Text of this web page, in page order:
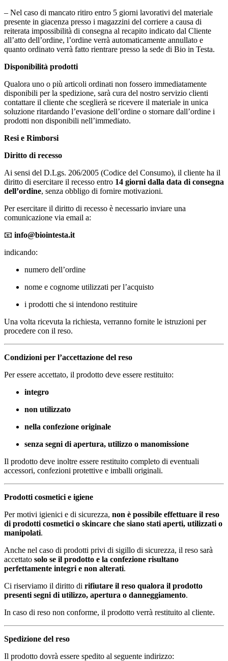
– Nel caso di mancato ritiro entro 5 giorni lavorativi del materiale
presente in giacenza presso i magazzini del corriere a causa di
reiterata impossibilità di consegna al recapito indicato dal Cliente
all’atto dell’ordine, l’ordine verrà automaticamente annullato e
quanto ordinato verrà fatto rientrare presso la sede di Bio in Testa.
Disponibilità prodotti
Qualora uno o più articoli ordinati non fossero immediatamente
disponibili per la spedizione, sarà cura del nostro servizio clienti
contattare il cliente che sceglierà se ricevere il materiale in unica
soluzione ritardando l’evasione dell’ordine o stornare dall’ordine i
prodotti non disponibili nell’immediato.
Resi e Rimborsi
Diritto di recesso
Ai sensi del D.Lgs. 206/2005 (Codice del Consumo), il cliente ha il
diritto di esercitare il recesso entro 14 giorni dalla data di consegna
dell’ordine, senza obbligo di fornire motivazioni.
Per esercitare il diritto di recesso è necessario inviare una
comunicazione via email a:
📧 info@biointesta.it
indicando:
numero dell’ordine
nome e cognome utilizzati per l’acquisto
i prodotti che si intendono restituire
Una volta ricevuta la richiesta, verranno fornite le istruzioni per
procedere con il reso.
Condizioni per l’accettazione del reso
Per essere accettato, il prodotto deve essere restituito:
integro
non utilizzato
nella confezione originale
senza segni di apertura, utilizzo o manomissione
Il prodotto deve inoltre essere restituito completo di eventuali
accessori, confezioni protettive e imballi originali.
Prodotti cosmetici e igiene
Per motivi igienici e di sicurezza, non è possibile effettuare il reso
di prodotti cosmetici o skincare che siano stati aperti, utilizzati o
manipolati.
Anche nel caso di prodotti privi di sigillo di sicurezza, il reso sarà
accettato solo se il prodotto e la confezione risultano
perfettamente integri e non alterati.
Ci riserviamo il diritto di rifiutare il reso qualora il prodotto
presenti segni di utilizzo, apertura o danneggiamento.
In caso di reso non conforme, il prodotto verrà restituito al cliente.
Spedizione del reso
Il prodotto dovrà essere spedito al seguente indirizzo: